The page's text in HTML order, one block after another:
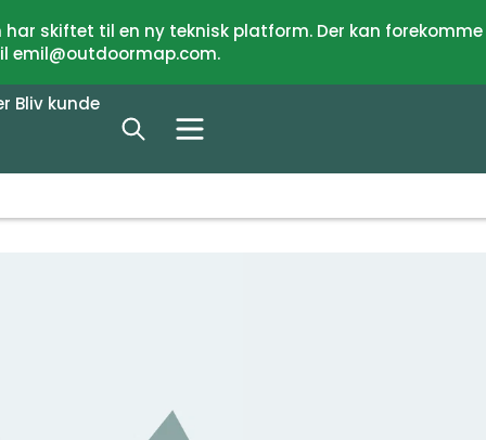
skiftet til en ny teknisk platform. Der kan
emil@outdoormap.com.
Bliv kunde